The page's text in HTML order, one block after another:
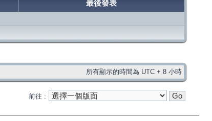
最後發表
所有顯示的時間為 UTC + 8 小時
前往 :